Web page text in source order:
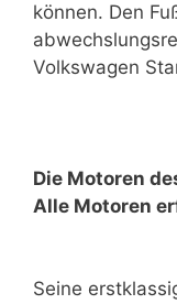
können. Den
Volkswagen
Die Motoren
Alle Motoren
Seine